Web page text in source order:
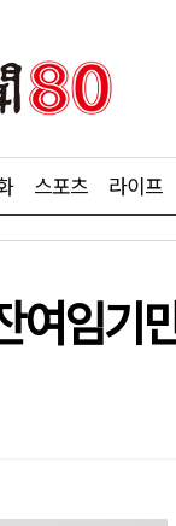
스포츠 라이프
여임기